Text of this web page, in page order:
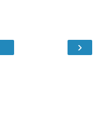
›